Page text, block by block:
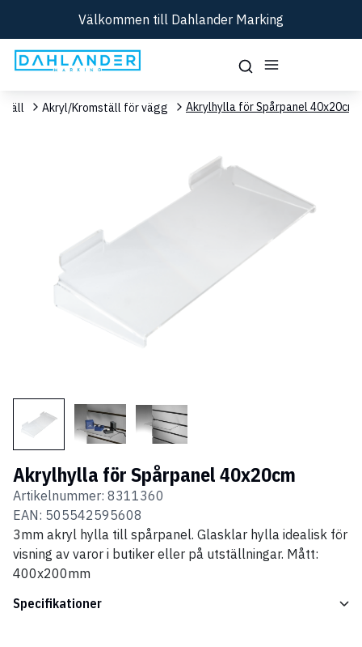
Välkommen till Dahlander Marking
Akryl/Kromställ för vägg Akrylhylla för Spårpanel 40x20cm
Akrylhylla för Spårpanel 40x20cm
Artikelnummer: 8311360
EAN: 505542595608
3mm akryl hylla till spårpanel. Glasklar hylla idealisk för
visning av varor i butiker eller på utställningar. Mått:
400x200mm
Specifikationer